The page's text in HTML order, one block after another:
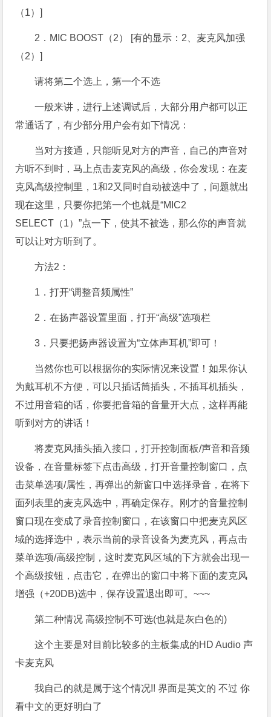
（1）]
2．MIC BOOST（2） [有的显示：2、麦克风加强
（2）]
请将第二个选上，第一个不选
一般来讲，进行上述调试后，大部分用户都可以正
常通话了，有少部分用户会有如下情况：
当对方接通，只能听见对方的声音，自己的声音对
方听不到时，马上点击麦克风的高级，你会发现：在麦
克风高级控制里，1和2又同时自动被选中了，问题就出
现在这里，只要你把第一个也就是“MIC2
SELECT（1）”点一下，使其不被选，那么你的声音就
可以让对方听到了。
方法2：
1．打开“调整音频属性”
2．在扬声器设置里面，打开“高级”选项栏
3．只要把扬声器设置为“立体声耳机”即可！
当然你也可以根据你的实际情况来设置！如果你认
为戴耳机不方便，可以只插话筒插头，不插耳机插头，
不过用音箱的话，你要把音箱的音量开大点，这样再能
听到对方的讲话！
将麦克风插头插入接口，打开控制面板/声音和音频
设备，在音量标签下点击高级，打开音量控制窗口，点
击菜单选项/属性，再弹出的新窗口中选择录音，在将下
面列表里的麦克风选中，再确定保存。刚才的音量控制
窗口现在变成了录音控制窗口，在该窗口中把麦克风区
域的选择选中，表示当前的录音设备为麦克风，再点击
菜单选项/高级控制，这时麦克风区域的下方就会出现一
个高级按钮，点击它，在弹出的窗口中将下面的麦克风
增强（+20DB)选中，保存设置退出即可。~~~
第二种情况 高级控制不可选(也就是灰白色的)
这个主要是对目前比较多的主板集成的HD Audio 声
卡麦克风
我自己的就是属于这个情况!! 界面是英文的 不过 你
看中文的更好明白了